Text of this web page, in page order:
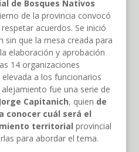
de Bosques Nativos
de la provincia convocó
acuerdos. Se inició
sin que la mesa creada para
elaboración y aprobación
14 organizaciones
a los funcionarios
fue una serie de
Jorge Capitanich, quien de
conocer cuál será el
territorial provincial
para abordar el tema.